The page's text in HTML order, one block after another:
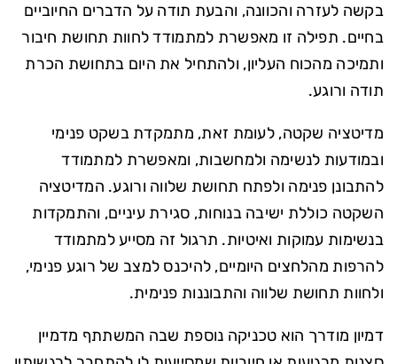
בקשה לעזרה והכוונה, והבעת תודה על הדברים החיוביים
בחיים. תפילה זו מאפשרת למתמודד לחוות תחושת חיבור
ותמיכה מהכוח העליון, ולהתחיל את היום בתחושת הכרת
תודה ורוגע.
מדיטציה שקטה, לעומת זאת, מתמקדת בשקט פנימי
ובמודעות לנשימה ולמחשבות, ומאפשרת למתמודד
להתבונן פנימה ולפתח תחושת שלווה ורוגע. המדיטציה
השקטה כוללת ישיבה בנוחות, סגירת עיניים, והתמקדות
בנשימות עמוקות ואיטיות. תרגול זה מסייע למתמודד
להרפות מהלחצים היומיים, להיכנס למצב של רוגע פנימי,
ולחוות תחושת שלווה והתבוננות פנימית.
דמיון מודרך הוא טכניקה נוספת שבה המשתתף מדמיין